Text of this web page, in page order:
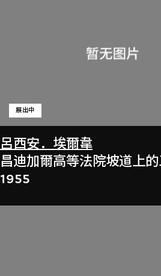
呂西安．埃爾韋
展出中
昌迪加爾高等法院坡道上
1955